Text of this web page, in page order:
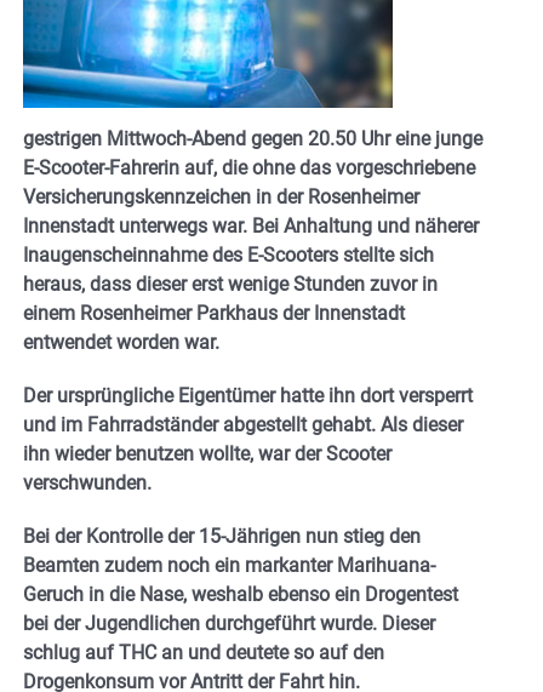
gestrigen Mittwoch-Abend gegen 20.50 Uhr eine junge
E-Scooter-Fahrerin auf, die ohne das vorgeschriebene
Versicherungskennzeichen in der Rosenheimer
Innenstadt unterwegs war. Bei Anhaltung und näherer
Inaugenscheinnahme des E-Scooters stellte sich
heraus, dass dieser erst wenige Stunden zuvor in
einem Rosenheimer Parkhaus der Innenstadt
entwendet worden war.
Der ursprüngliche Eigentümer hatte ihn dort versperrt
und im Fahrradständer abgestellt gehabt. Als dieser
ihn wieder benutzen wollte, war der Scooter
verschwunden.
Bei der Kontrolle der 15-Jährigen nun stieg den
Beamten zudem noch ein markanter Marihuana-
Geruch in die Nase, weshalb ebenso ein Drogentest
bei der Jugendlichen durchgeführt wurde. Dieser
schlug auf THC an und deutete so auf den
Drogenkonsum vor Antritt der Fahrt hin.